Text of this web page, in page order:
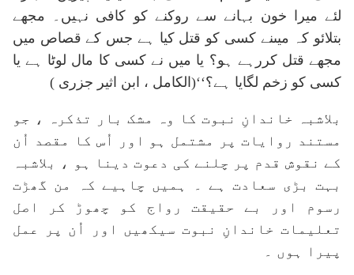
لئے میرا خون بہانے سے روکنے کو کافی نہیں۔ مجھے
بتلائو کہ میںنے کسی کو قتل کیا ہے جس کے قصاص میں
مجھے قتل کررہے ہو؟ یا میں نے کسی کا مال لوٹا ہے یا
کسی کو زخم لگایا ہے؟‘‘(الکامل ، ابن اثیر جزری )
بلاشبہ خاندانِ نبوت کا وہ مشک بار تذکرہ ، جو
مستند روایات پر مشتمل ہو اور اُس کا مقصد اُن
کے نقوش قدم پر چلنے کی دعوت دینا ہو ، بلاشبہ
بہت بڑی سعادت ہے ۔ ہمیں چاہیے کہ من گھڑت
رسوم اور بے حقیقت رواج کو چھوڑ کر اصل
تعلیمات خاندانِ نبوت سیکھیں اور اُن پر عمل
پیرا ہوں ۔